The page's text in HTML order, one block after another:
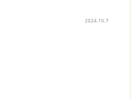
2024.10.7